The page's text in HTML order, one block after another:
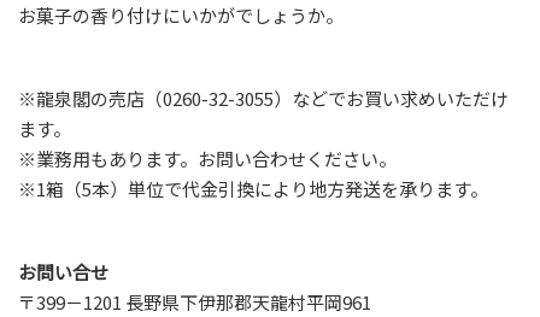
お菓子の香り付けにいかがでしょうか。
※龍泉閣の売店（0260-32-3055）などでお買い求めいただけ
ます。
※業務用もあります。お問い合わせください。
※1箱（5本）単位で代金引換により地方発送を承ります。
お問い合せ
〒399－1201 長野県下伊那郡天龍村平岡961